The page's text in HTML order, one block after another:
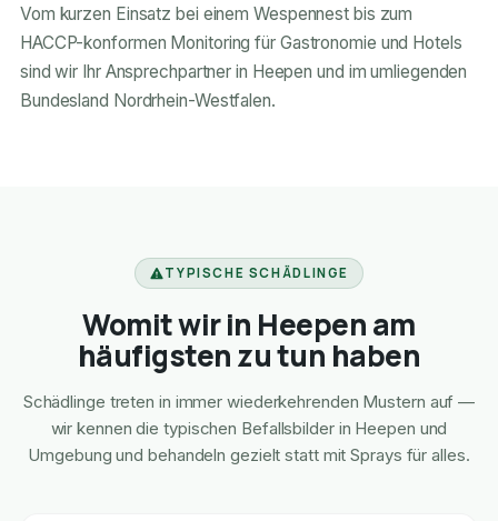
Vom kurzen Einsatz bei einem Wespennest bis zum
HACCP-konformen Monitoring für Gastronomie und Hotels
sind wir Ihr Ansprechpartner in Heepen und im umliegenden
Bundesland Nordrhein-Westfalen.
TYPISCHE SCHÄDLINGE
Womit wir in Heepen am
häufigsten zu tun haben
Schädlinge treten in immer wiederkehrenden Mustern auf —
wir kennen die typischen Befallsbilder in Heepen und
Umgebung und behandeln gezielt statt mit Sprays für alles.